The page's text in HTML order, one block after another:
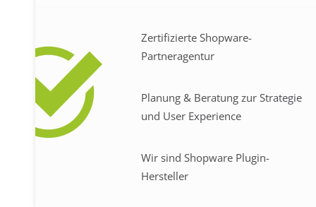
Zertifizierte Shopware-
Partneragentur
Planung & Beratung zur Strategie
und User Experience
Wir sind Shopware Plugin-
Hersteller